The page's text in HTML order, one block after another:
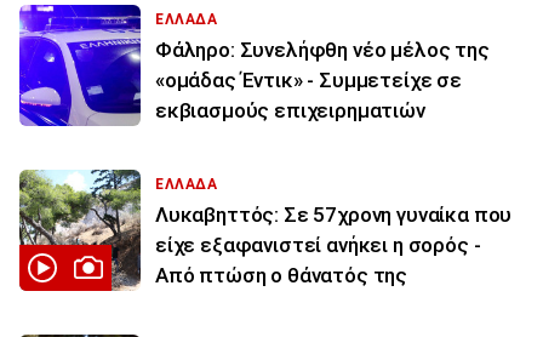
ΕΛΛΑΔΑ
Φάληρο: Συνελήφθη νέο μέλος της
«ομάδας Έντικ» - Συμμετείχε σε
εκβιασμούς επιχειρηματιών
ΕΛΛΑΔΑ
Λυκαβηττός: Σε 57χρονη γυναίκα που
είχε εξαφανιστεί ανήκει η σορός -
Από πτώση ο θάνατός της